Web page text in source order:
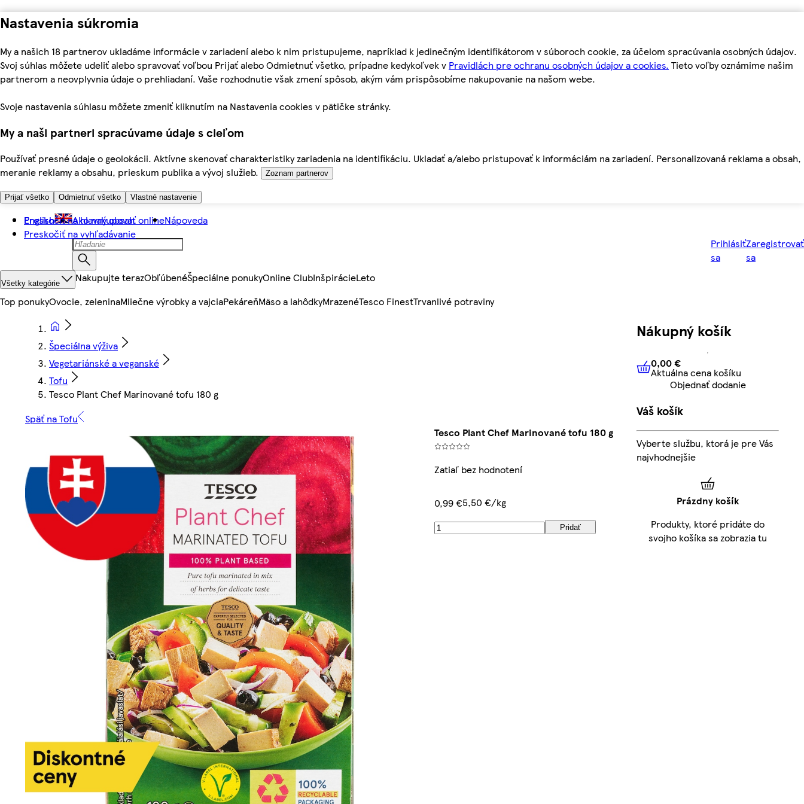
Nastavenia súkromia
My a našich 18 partnerov ukladáme informácie v zariadení alebo k nim pristupujeme, napríklad k jedinečným identifikátorom v súboroch cookie, za účelom spracúvania osobných údajov.
Svoj súhlas môžete udeliť alebo spravovať voľbou Prijať alebo Odmietnuť všetko, prípadne kedykoľvek v Pravidlách pre ochranu osobných údajov a cookies. Tieto voľby oznámime našim
partnerom a neovplyvnia údaje o prehliadaní. Vaše rozhodnutie však zmení spôsob, akým vám prispôsobíme nakupovanie na našom webe.
Svoje nastavenia súhlasu môžete zmeniť kliknutím na Nastavenia cookies v pätičke stránky.
My a naši partneri spracúvame údaje s cieľom
Používať presné údaje o geolokácii. Aktívne skenovať charakteristiky zariadenia na identifikáciu. Ukladať a/alebo pristupovať k informáciám na zariadení. Personalizovaná reklama a obsah,
meranie reklamy a obsahu, prieskum publika a vývoj služieb.
Zoznam partnerov
Prijať všetko Odmietnuť všetko Vlastné nastavenie
Preskočiť na hlavný obsah
Preskočiť na vyhľadávanie
English Ako nakupovať onlineNápoveda
Prihlásiť
sa
Zaregistrovať
sa
Všetky kategórie Nakupujte terazObľúbenéŠpeciálne ponukyOnline ClubInšpirácieLeto
Top ponukyOvocie, zeleninaMliečne výrobky a vajciaPekáreňMäso a lahôdkyMrazenéTesco FinestTrvanlivé potraviny
Špeciálna výživa
Vegetariánské a veganské
Tofu
Tesco Plant Chef Marinované tofu 180 g
Späť na Tofu
Tesco Plant Chef Marinované tofu 180 g
Zatiaľ bez hodnotení
0,99 €5,50 €/kg
Pridať
Nákupný košík
0,00 € Aktuálna cena košíku
0,00 €
Aktuálna cena košíku
Objednať dodanie
Váš košík
Vyberte službu, ktorá je pre Vás
najvhodnejšie
Prázdny košík
Produkty, ktoré pridáte do
svojho košíka sa zobrazia tu